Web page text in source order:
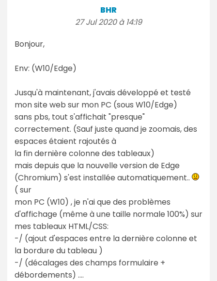
BHR
27 Jul 2020 à 14:19
Bonjour,
Env: (W10/Edge)
Jusqu'à maintenant, j'avais développé et testé
mon site web sur mon PC (sous W10/Edge)
sans pbs, tout s'affichait "presque"
correctement. (Sauf juste quand je zoomais, des
espaces étaient rajoutés à
la fin dernière colonne des tableaux)
mais depuis que la nouvelle version de Edge
(Chromium) s'est installée automatiquement..
( sur
mon PC (W10) , je n'ai que des problèmes
d'affichage (même à une taille normale 100%) sur
mes tableaux HTML/CSS:
-/ (ajout d'espaces entre la dernière colonne et
la bordure du tableau )
-/ (décalages des champs formulaire +
débordements) ....